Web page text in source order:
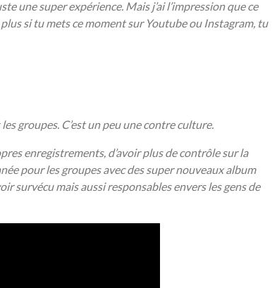
une super expérience. Mais j’ai l’impression que ce
si tu mets ce moment sur Youtube ou Instagram, tu
groupes. C’est un peu une contre culture.
enregistrements, d’avoir plus de contrôle sur la
pour les groupes avec des super nouveaux album
survécu mais aussi responsables envers les gens de